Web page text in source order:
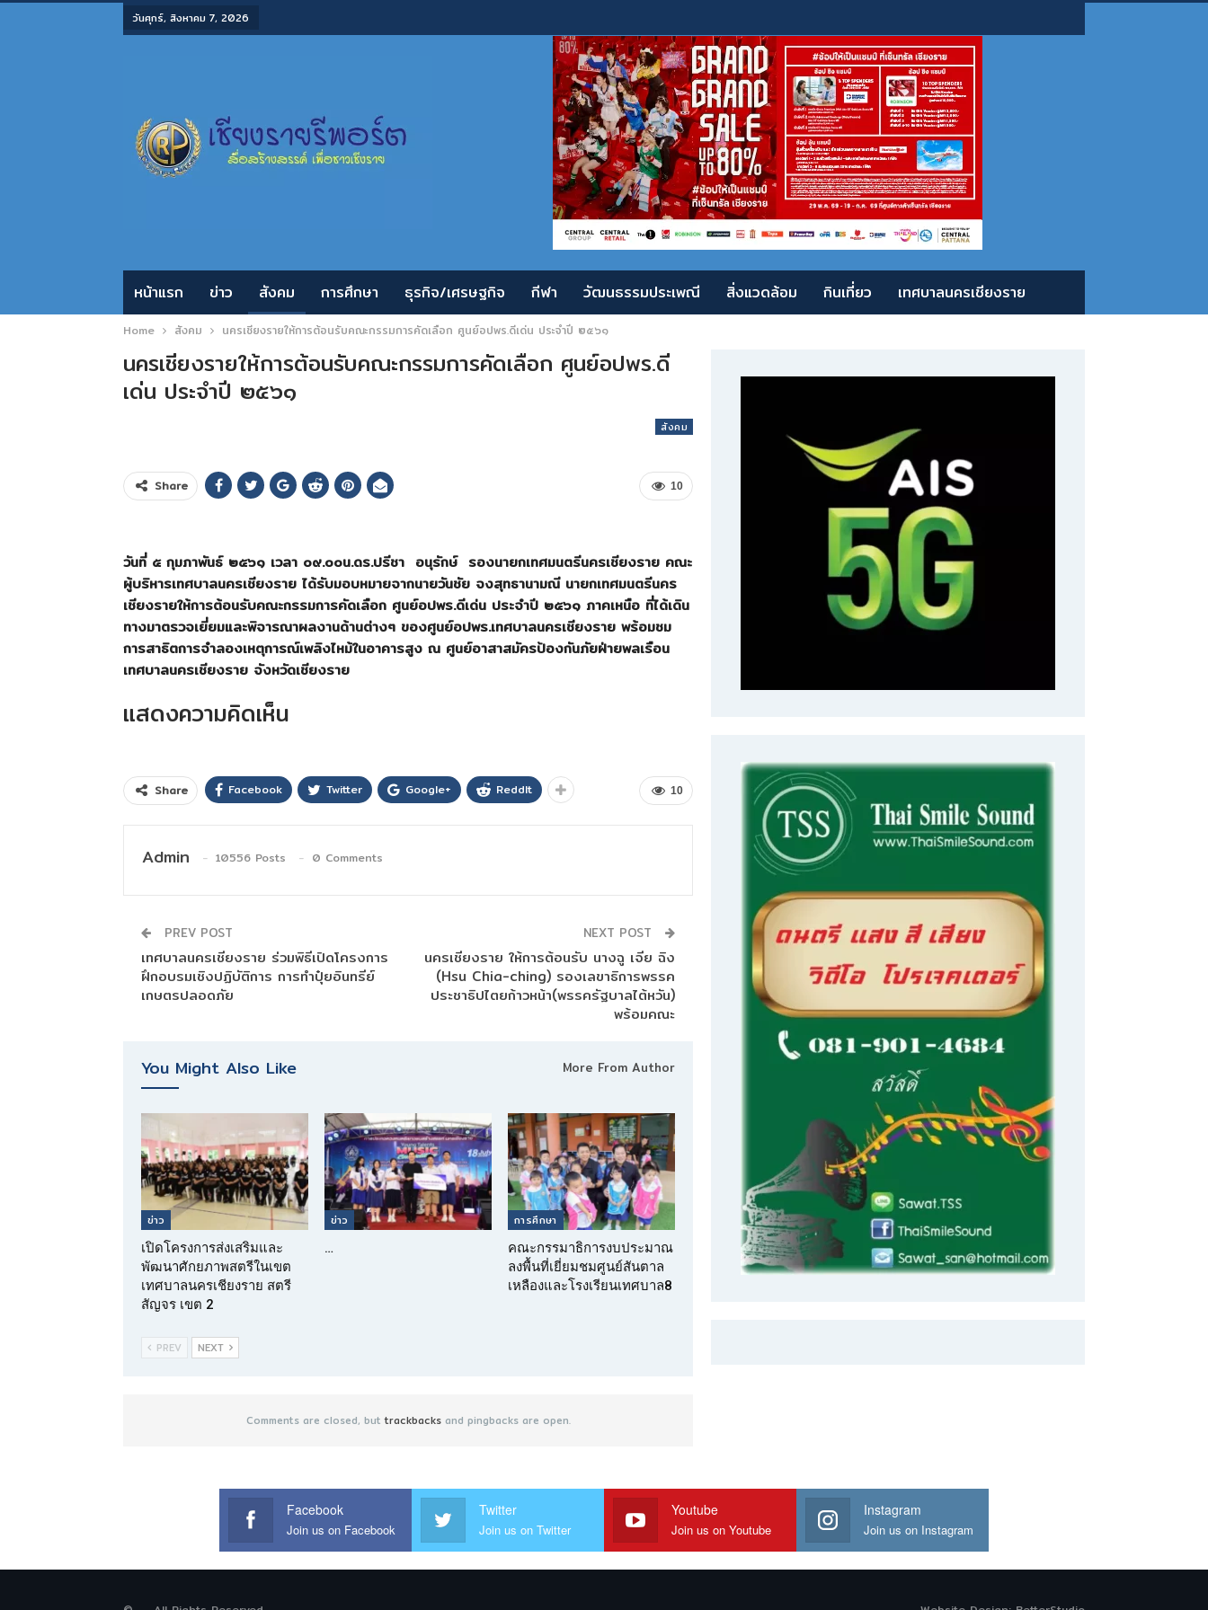
วันศุกร์, สิงหาคม 7, 2026
หน้าแรก ข่าว สังคม การศึกษา ธุรกิจ/เศรษฐกิจ กีฬา วัฒนธรรมประเพณี สิ่งแวดล้อม กินเที่ยว เทศบาลนครเชียงราย
Home สังคม นครเชียงรายให้การต้อนรับคณะกรรมการคัดเลือก ศูนย์อปพร.ดีเด่น ประจำปี ๒๕๖๑
นครเชียงรายให้การต้อนรับคณะกรรมการคัดเลือก ศูนย์อปพร.ดี
เด่น ประจำปี ๒๕๖๑
สังคม
10
Share
วันที่ ๕ กุมภาพันธ์ ๒๕๖๑ เวลา ๐๙.๐๐น.ดร.ปรีชา อนุรักษ์ รองนายกเทศมนตรีนครเชียงราย คณะ
ผู้บริหารเทศบาลนครเชียงราย ได้รับมอบหมายจากนายวันชัย จงสุทธานามณี นายกเทศมนตรีนคร
เชียงรายให้การต้อนรับคณะกรรมการคัดเลือก ศูนย์อปพร.ดีเด่น ประจำปี ๒๕๖๑ ภาคเหนือ ที่ได้เดิน
ทางมาตรวจเยี่ยมและพิจารณาผลงานด้านต่างๆ ของศูนย์อปพร.เทศบาลนครเชียงราย พร้อมชม
การสาธิตการจำลองเหตุการณ์เพลิงไหม้ในอาคารสูง ณ ศูนย์อาสาสมัครป้องกันภัยฝ่ายพลเรือน
เทศบาลนครเชียงราย จังหวัดเชียงราย
แสดงความคิดเห็น
10
Share Facebook Twitter Google+ ReddIt
Admin 10556 Posts 0 Comments
PREV POST
เทศบาลนครเชียงราย ร่วมพิธีเปิดโครงการ
ฝึกอบรมเชิงปฏิบัติการ การทำปุ๋ยอินทรีย์
เกษตรปลอดภัย
NEXT POST
นครเชียงราย ให้การต้อนรับ นางฉู เจีย ฉิง
(Hsu Chia-ching) รองเลขาธิการพรรค
ประชาธิปไตยก้าวหน้า(พรรครัฐบาลไต้หวัน)
พร้อมคณะ
You Might Also Like More From Author
ข่าว
เปิดโครงการส่งเสริมและ
พัฒนาศักยภาพสตรีในเขต
เทศบาลนครเชียงราย สตรี
สัญจร เขต 2
ข่าว
…
การศึกษา
คณะกรรมาธิการงบประมาณ
ลงพื้นที่เยี่ยมชมศูนย์สันตาล
เหลืองและโรงเรียนเทศบาล8
PREV NEXT
Comments are closed, buttrackbacksand pingbacks are open.
Facebook
Join us on Facebook
Twitter
Join us on Twitter
Youtube
Join us on Youtube
Instagram
Join us on Instagram